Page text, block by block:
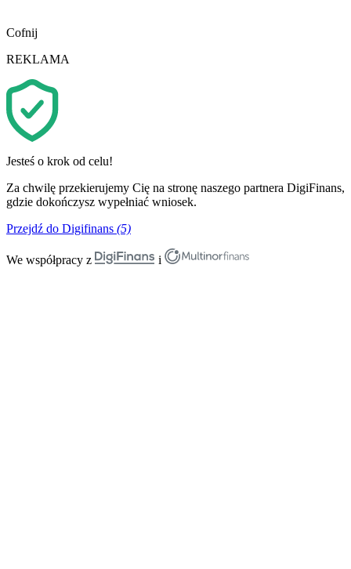
Cofnij
REKLAMA
Jesteś o krok od celu!
Za chwilę przekierujemy Cię na stronę naszego partnera DigiFinans,
gdzie dokończysz wypełniać wniosek.
Przejdź do Digifinans (5)
We współpracy z i